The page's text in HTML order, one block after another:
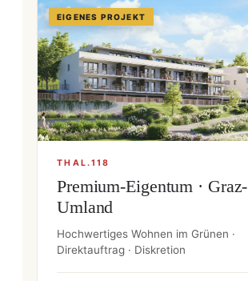
EIGENES PROJEKT
THAL.118
Premium-Eigentum · Graz-
Umland
Hochwertiges Wohnen im Grünen ·
Direktauftrag · Diskretion